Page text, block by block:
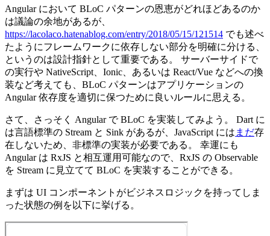
Angular において BLoC パターンの恩恵がどれほどあるのか
は議論の余地があるが、
https://lacolaco.hatenablog.com/entry/2018/05/15/121514 でも述べ
たようにフレームワークに依存しない部分を明確に分ける、
というのは設計指針として重要である。 サーバーサイドで
の実行や NativeScript、Ionic、あるいは React/Vue などへの換
装など考えても、BLoC パターンはアプリケーションの
Angular 依存度を適切に保つために良いルールに思える。
さて、さっそく Angular で BLoC を実装してみよう。 Dart に
は言語標準の Stream と Sink があるが、JavaScript には まだ存
在しないため、非標準の実装が必要である。 幸運にも
Angular は RxJS と相互運用可能なので、RxJS の Observable
を Stream に見立てて BLoC を実装することができる。
まずは UI コンポーネントがビジネスロジックを持ってしま
った状態の例を以下に挙げる。